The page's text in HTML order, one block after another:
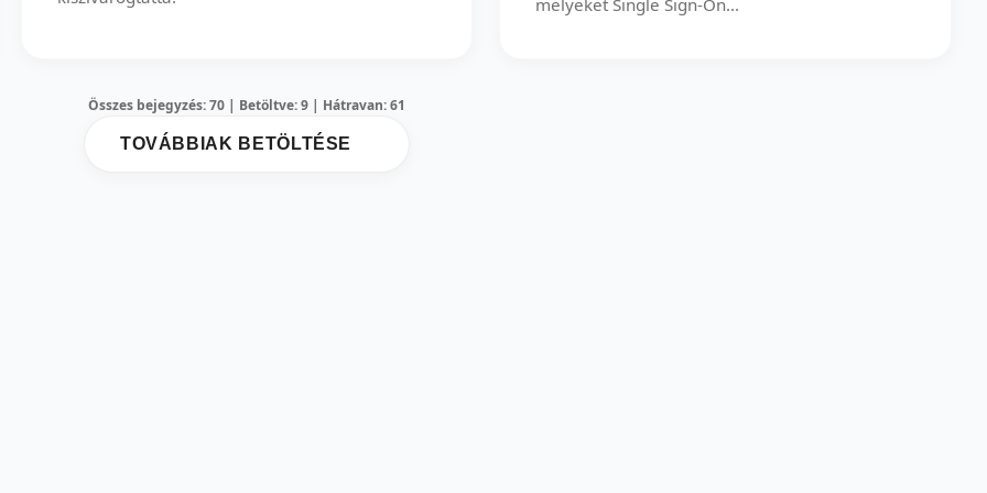
melyeket Single Sign-On...
Összes bejegyzés: 70 | Betöltve: 9 | Hátravan: 61
TOVÁBBIAK BETÖLTÉSE